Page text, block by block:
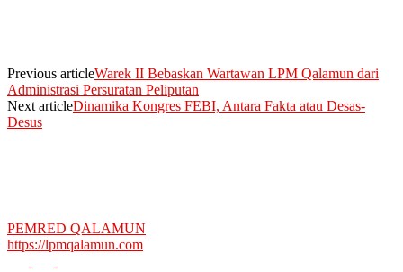
Previous articleWarek II Bebaskan Wartawan LPM Qalamun dari
Administrasi Persuratan Peliputan
Next articleDinamika Kongres FEBI, Antara Fakta atau Desas-
Desus
PEMRED QALAMUN
https://lpmqalamun.com